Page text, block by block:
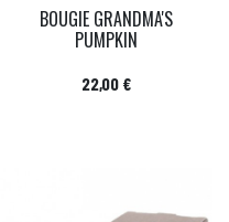
BOUGIE GRANDMA'S
PUMPKIN
Prix
22,00 €